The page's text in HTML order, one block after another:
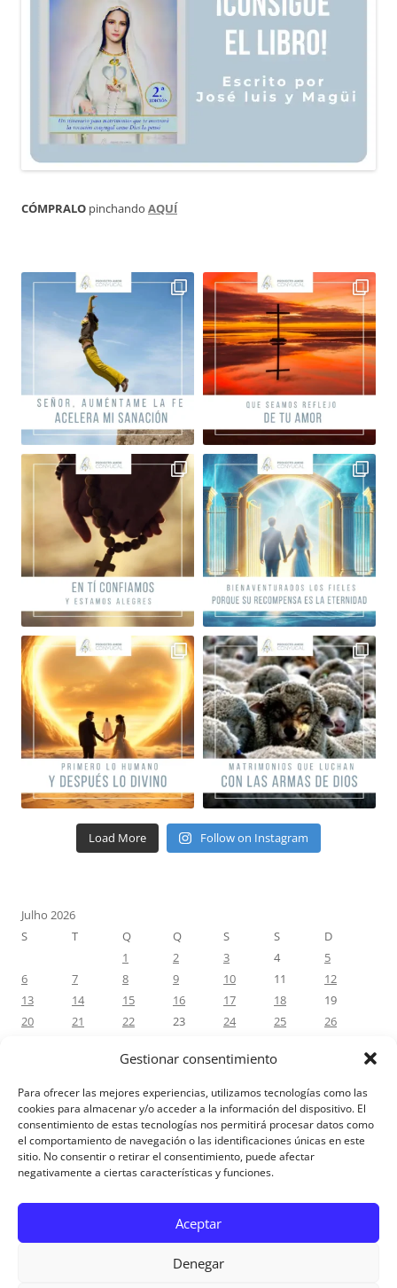
Gestionar consentimiento
Para ofrecer las mejores experiencias, utilizamos tecnologías como las
cookies para almacenar y/o acceder a la información del dispositivo. El
consentimiento de estas tecnologías nos permitirá procesar datos como
el comportamiento de navegación o las identificaciones únicas en este
sitio. No consentir o retirar el consentimiento, puede afectar
negativamente a ciertas características y funciones.
Aceptar
Denegar
CÓMPRALO pinchando AQUÍ
Load More Follow on Instagram
Julho 2026
S
T Q Q S S
D
1
2 3 4
5
6
7 8 9 10 11
12
13
14 15 16 17 18
19
20
21 22 23 24 25
26
COMENTÁRIOS RECENTES